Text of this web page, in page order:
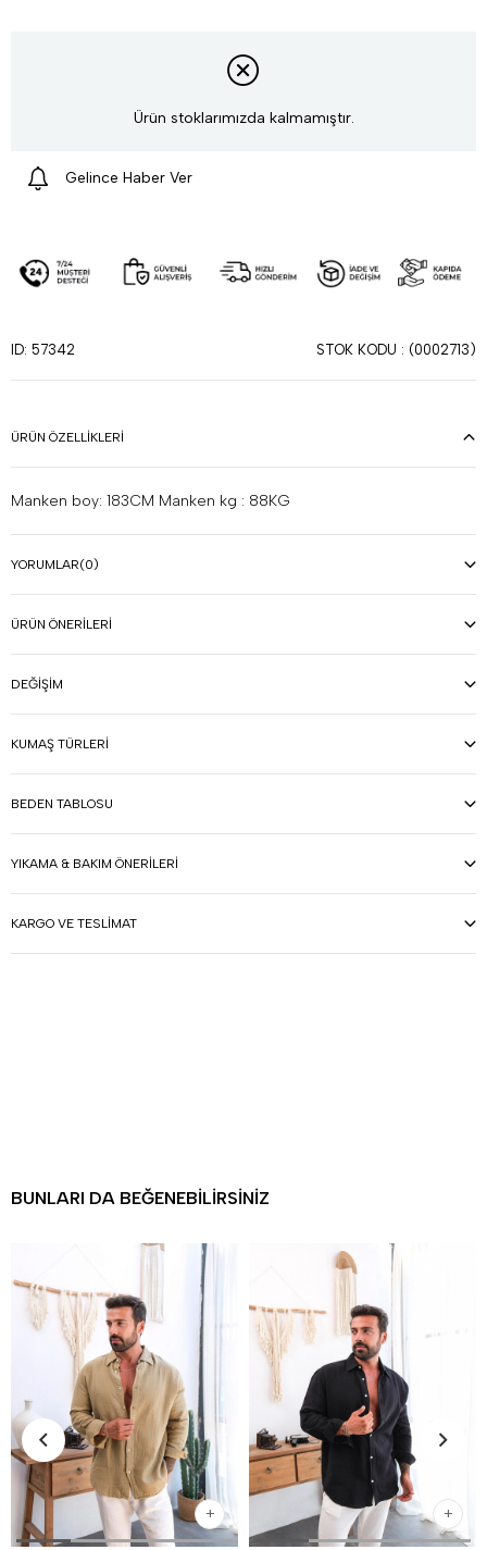
Ürün stoklarımızda kalmamıştır.
Gelince Haber Ver
ID: 57342 STOK KODU (0002713)
ÜRÜN ÖZELLIKLERI
Manken boy: 183CM Manken kg : 88KG
YORUMLAR(0)
ÜRÜN ÖNERILERI
DEĞIŞIM
KUMAŞ TÜRLERI
BEDEN TABLOSU
YIKAMA & BAKIM ÖNERILERI
KARGO VE TESLIMAT
BUNLARI DA BEĞENEBILIRSINIZ